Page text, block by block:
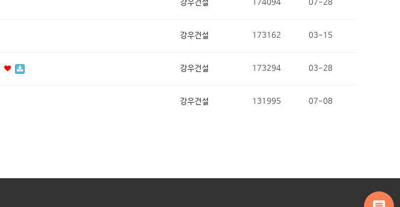
강우건설 174094 07-28
강우건설 173162 03-15
강우건설 173294 03-28
강우건설 131995 07-08